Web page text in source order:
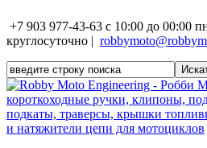
+7 903 977-43-63 с 10:00 до 00:00
круглосуточно |